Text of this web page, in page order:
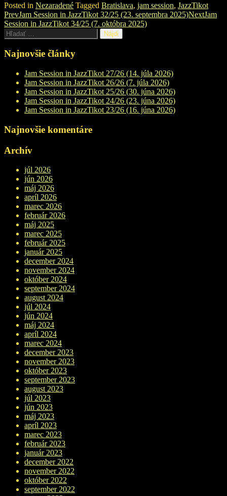
Posted in Nezaradené Tagged Bratislava, jam session, JazzTikot
Post
navigation
PrevJam Session in JazzTikot 32/25 (23. septembra 2025)NextJam
Session in JazzTikot 34/25 (7. októbra 2025)
Hľadať:
Najnovšie články
Jam Session in JazzTikot 27/26 (14. júla 2026)
Jam Session in JazzTikot 26/26 (7. júla 2026)
Jam Session in JazzTikot 25/26 (30. júna 2026)
Jam Session in JazzTikot 24/26 (23. júna 2026)
Jam Session in JazzTikot 23/26 (16. júna 2026)
Najnovšie komentáre
Archív
júl 2026
jún 2026
máj 2026
apríl 2026
marec 2026
február 2026
máj 2025
marec 2025
február 2025
január 2025
december 2024
november 2024
október 2024
september 2024
august 2024
júl 2024
jún 2024
máj 2024
apríl 2024
marec 2024
december 2023
november 2023
október 2023
september 2023
august 2023
júl 2023
jún 2023
máj 2023
apríl 2023
marec 2023
február 2023
január 2023
december 2022
november 2022
október 2022
september 2022